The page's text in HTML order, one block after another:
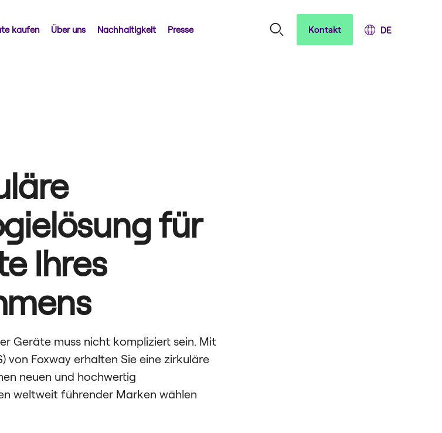
kaufen Über uns Nachhaltigkeit Presse Kontakt
für
Ihres
Geräte muss nicht kompliziert sein. Mit
von Foxway erhalten Sie eine zirkuläre
neuen und hochwertig
weltweit führender Marken wählen